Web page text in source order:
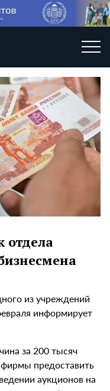
отдела
из учреждений
информирует
за 200 тысяч
предоставить
аукционов на